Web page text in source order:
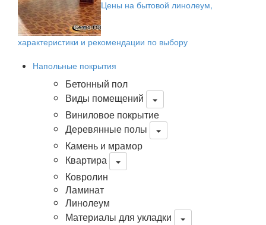
Цены на бытовой линолеум,
характеристики и рекомендации по выбору
Напольные покрытия
Бетонный пол
Виды помещений
Виниловое покрытие
Деревянные полы
Камень и мрамор
Квартира
Ковролин
Ламинат
Линолеум
Материалы для укладки